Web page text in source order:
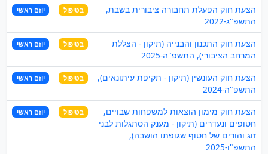
הצעת חוק הפעלת תחבורה ציבורית בשבת,
התשפ"ג-2022
בטיפול יוזם ראשי
הצעת חוק התכנון והבנייה (תיקון - הצללת
המרחב הציבורי), התשפ"ה-2025
בטיפול יוזם ראשי
הצעת חוק העונשין (תיקון - תקיפת עיתונאים),
התשפ"ה-2024
בטיפול יוזם ראשי
הצעת חוק מימון הוצאות למשפחות שבויים,
חטופים ונעדרים (תיקון - מענק הסתגלות לבני
זוג והורים של חטוף שגופתו הושבה),
התשפ"ו-2025
בטיפול יוזם ראשי